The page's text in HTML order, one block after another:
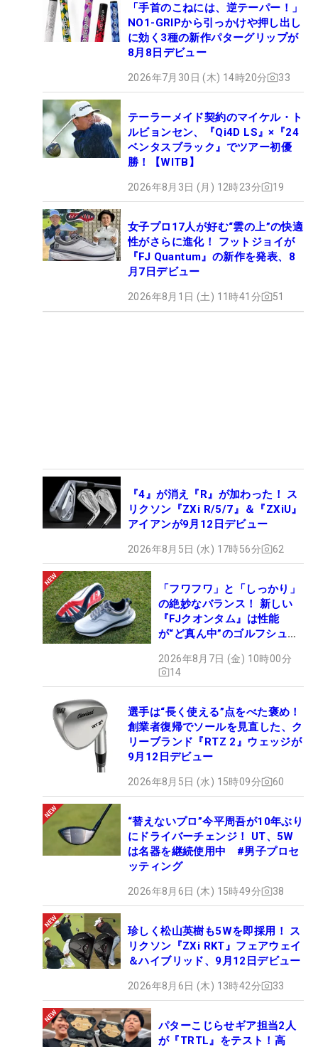
「手首のこねには、逆テーパー！」
NO1-GRIPから引っかけや押し出し
に効く3種の新作パターグリップが
8月8日デビュー
2026年7月30日 (木) 14時20分 33
テーラーメイド契約のマイケル・ト
ルビョンセン、『Qi4D LS』×『24
ベンタスブラック』でツアー初優
勝！【WITB】
2026年8月3日 (月) 12時23分 19
女子プロ17人が好む“雲の上”の快適
性がさらに進化！ フットジョイが
『FJ Quantum』の新作を発表、8
月7日デビュー
2026年8月1日 (土) 11時41分 51
『4』が消え『R』が加わった！ ス
リクソン『ZXi R/5/7』＆『ZXiU』
アイアンが9月12日デビュー
2026年8月5日 (水) 17時56分 62
「フワフワ」と「しっかり」
の絶妙なバランス！ 新しい
『FJクオンタム』は性能
が“ど真ん中”のゴルフシュー
2026年8月7日 (金) 10時00分
14
選手は“長く使える”点をべた褒め！
創業者復帰でソールを見直した、ク
リーブランド『RTZ 2』ウェッジが
9月12日デビュー
2026年8月5日 (水) 15時09分 60
“替えないプロ”今平周吾が10年ぶり
にドライバーチェンジ！ UT、5W
は名器を継続使用中 #男子プロセ
ッティング
2026年8月6日 (木) 15時49分 38
珍しく松山英樹も5Wを即採用！ ス
リクソン『ZXi RKT』フェアウェイ
＆ハイブリッド、9月12日デビュー
2026年8月6日 (木) 13時42分 33
パターこじらせギア担当2人
が『TRTL』をテスト！高